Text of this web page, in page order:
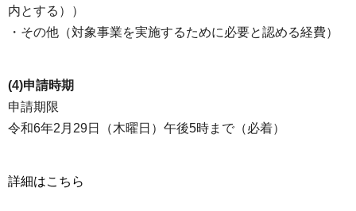
内とする））
・その他（対象事業を実施するために必要と認める経費）
(4)申請時期
申請期限
令和6年2月29日（木曜日）午後5時まで（必着）
詳細はこちら